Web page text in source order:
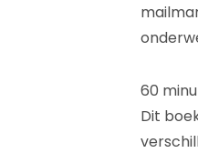
60
Dit